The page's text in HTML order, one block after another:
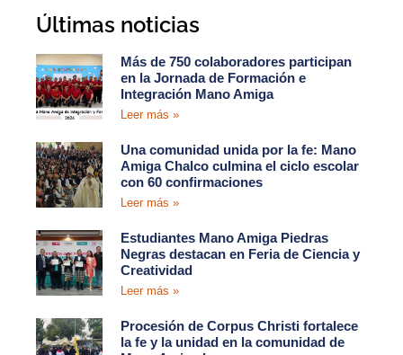
Últimas noticias
Más de 750 colaboradores participan
en la Jornada de Formación e
Integración Mano Amiga
Leer más »
Una comunidad unida por la fe: Mano
Amiga Chalco culmina el ciclo escolar
con 60 confirmaciones
Leer más »
Estudiantes Mano Amiga Piedras
Negras destacan en Feria de Ciencia y
Creatividad
Leer más »
Procesión de Corpus Christi fortalece
la fe y la unidad en la comunidad de